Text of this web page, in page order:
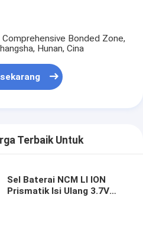
Bonded Zone,
Hunan, Cina
Terbaik Untuk
Sel Baterai NCM LI ION
Prismatik Isi Ulang 3.7V